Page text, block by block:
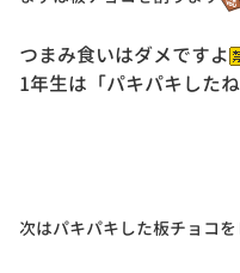
つまみ食いはダメですよ
1年生は「パキパキした
次はパキパキした板チョコ